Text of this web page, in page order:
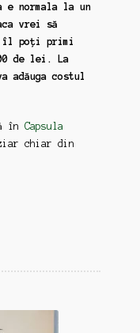
e normala la un
vrei să
îl poți primi
de lei. La
adăuga costul
în Capsula
ziar chiar din